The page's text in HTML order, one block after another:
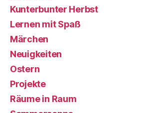
Kunterbunter Herbst
Lernen mit Spaß
Märchen
Neuigkeiten
Ostern
Projekte
Räume in Raum